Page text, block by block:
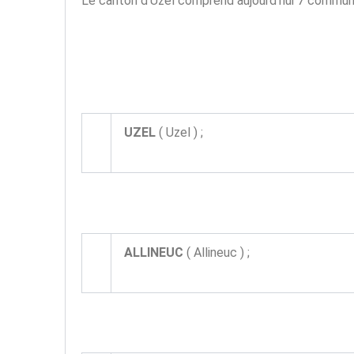
UZEL ( Uzel ) ;
ALLINEUC ( Allineuc ) ;